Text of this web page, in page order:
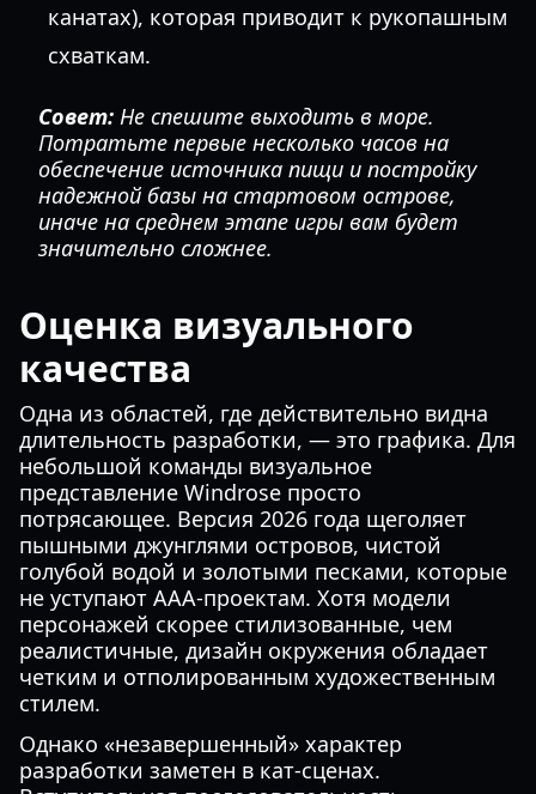
канатах), которая приводит к рукопашным
схваткам.
Совет: Не спешите выходить в море.
Потратьте первые несколько часов на
обеспечение источника пищи и постройку
надежной базы на стартовом острове,
иначе на среднем этапе игры вам будет
значительно сложнее.
Оценка визуального
качества
Одна из областей, где действительно видна
длительность разработки, — это графика. Для
небольшой команды визуальное
представление Windrose просто
потрясающее. Версия 2026 года щеголяет
пышными джунглями островов, чистой
голубой водой и золотыми песками, которые
не уступают AAA-проектам. Хотя модели
персонажей скорее стилизованные, чем
реалистичные, дизайн окружения обладает
четким и отполированным художественным
стилем.
Однако «незавершенный» характер
разработки заметен в кат-сценах.